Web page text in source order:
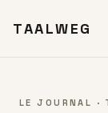
TAALWEG
LE JOURNAL ·